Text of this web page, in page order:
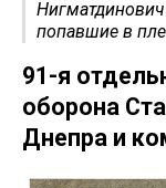
попавшие в
91-я
оборона
Днепра и